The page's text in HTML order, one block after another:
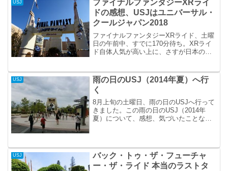
USJ
ファイナルファンタジーXRライ
ドの感想、USJはユニバーサル・
クールジャパン2018
ファイナルファンタジーXRライド、土曜
日の午前中、すでに170分待ち。XRライ
ド自体人気が高い上に、さすが日本の
らなくても楽しめそうな感じというの
が、乗る前の印象。
USJ
雨の日のUSJ（2014年夏）へ行
く
8月上旬の土曜日、雨の日のUSJへ行って
きました。この雨の日のUSJ（2014年
夏）について、感想、気づいたことなど
USJ
バック・トゥ・ザ・フューチャ
ー・ザ・ライド 本当のラストタ